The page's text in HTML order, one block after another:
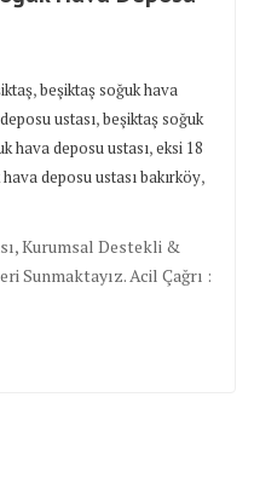
,beşiktaş soğuk hava
ustası,beşiktaş soğuk
hava deposu ustası,eksi 18
deposu ustası bakırköy,
Kurumsal Destekli &
Sunmaktayız. Acil Çağrı :